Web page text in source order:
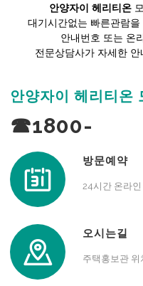
안양자이 헤리티온
대기시간없는 빠른관람을
안내번호 또는 온
전문상담사가 자세한
안양자이 헤리티온
☎1800-
방문예약
24시간 온라
오시는길
주택홍보관 위